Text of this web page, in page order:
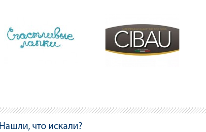
Нашли, что искали?